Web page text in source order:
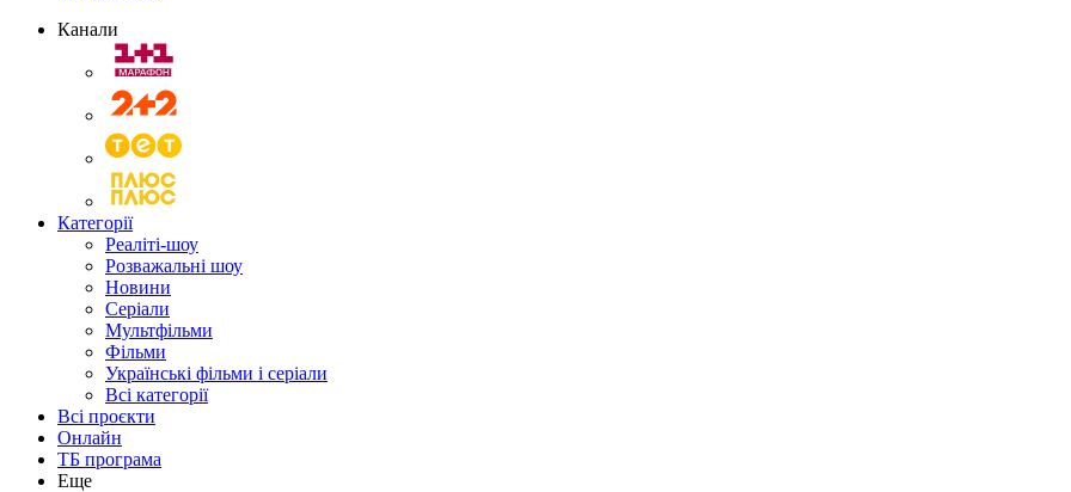
Канали
Категорії
Реаліті-шоу
Розважальні шоу
Новини
Серіали
Мультфільми
Фільми
Українські фільми і серіали
Всі категорії
Всі проєкти
Онлайн
ТБ програма
Еще